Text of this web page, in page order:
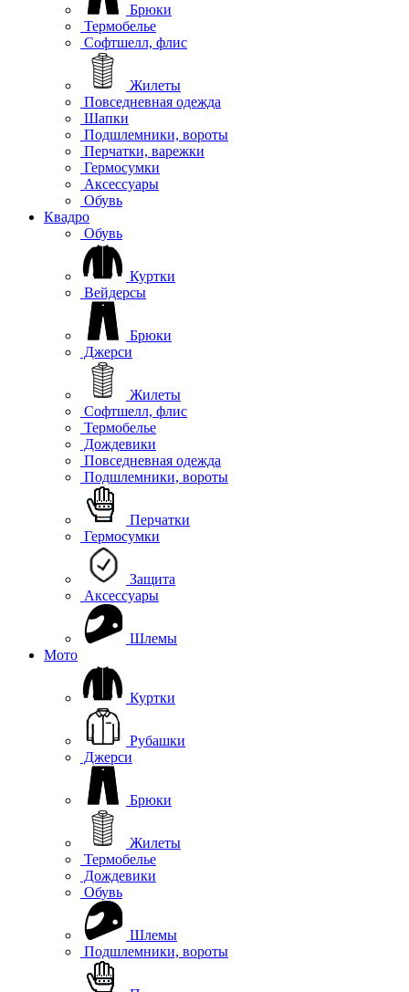
Брюки
Термобелье
Софтшелл, флис
Жилеты
Повседневная одежда
Шапки
Подшлемники, вороты
Перчатки, варежки
Гермосумки
Аксессуары
Обувь
Квадро
Обувь
Куртки
Вейдерсы
Брюки
Джерси
Жилеты
Софтшелл, флис
Термобелье
Дождевики
Повседневная одежда
Подшлемники, вороты
Перчатки
Гермосумки
Защита
Аксессуары
Шлемы
Мото
Куртки
Рубашки
Джерси
Брюки
Жилеты
Термобелье
Дождевики
Обувь
Шлемы
Подшлемники, вороты